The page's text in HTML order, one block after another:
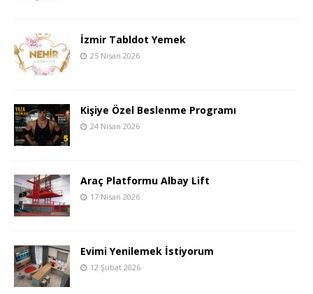
İzmir Tabldot Yemek
25 Nisan 2026
Kişiye Özel Beslenme Programı
24 Nisan 2026
Araç Platformu Albay Lift
17 Nisan 2026
Evimi Yenilemek İstiyorum
12 Şubat 2026